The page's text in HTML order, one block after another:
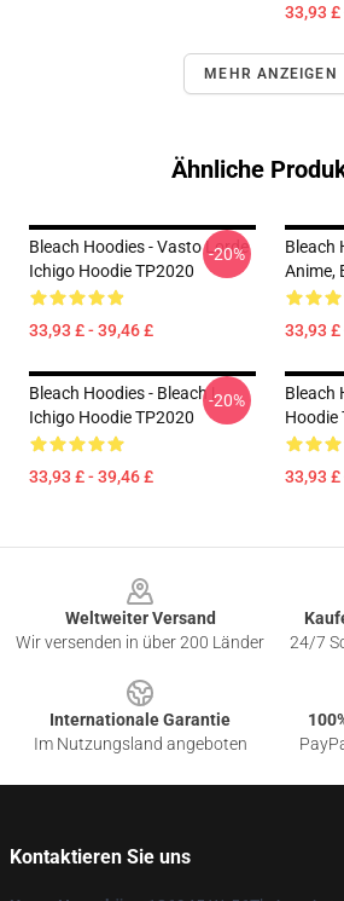
33,93 £
MEHR ANZEIGEN
Ähnliche
Bleach Hoodies - Vasto Lorde
Ichigo Hoodie TP2020
33,93 £ - 39,46 £
-20%
Bleach
Anime,
33,93 £
Bleach Hoodies - Bleach |
Ichigo Hoodie TP2020
33,93 £ - 39,46 £
-20%
Bleach
Hoodie
33,93 £
Weltweiter Versand
Wir versenden in über 200 Länder
24/7
Internationale Garantie
Im Nutzungsland angeboten
Kontaktieren Sie uns